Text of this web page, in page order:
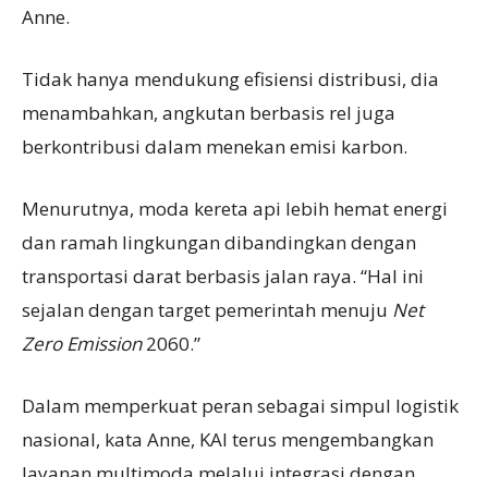
Anne.
Tidak hanya mendukung efisiensi distribusi, dia
menambahkan, angkutan berbasis rel juga
berkontribusi dalam menekan emisi karbon.
Menurutnya, moda kereta api lebih hemat energi
dan ramah lingkungan dibandingkan dengan
transportasi darat berbasis jalan raya. “Hal ini
sejalan dengan target pemerintah menuju Net
Zero Emission2060.”
Dalam memperkuat peran sebagai simpul logistik
nasional, kata Anne, KAI terus mengembangkan